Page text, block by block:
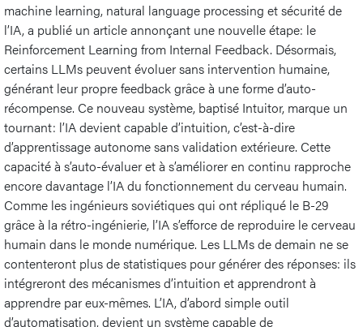
machine learning, natural language processing et sécurité de
l’IA, a publié un article annonçant une nouvelle étape: le
Reinforcement Learning from Internal Feedback. Désormais,
certains LLMs peuvent évoluer sans intervention humaine,
générant leur propre feedback grâce à une forme d’auto-
récompense. Ce nouveau système, baptisé Intuitor, marque un
tournant: l’IA devient capable d’intuition, c’est-à-dire
d’apprentissage autonome sans validation extérieure. Cette
capacité à s’auto-évaluer et à s’améliorer en continu rapproche
encore davantage l’IA du fonctionnement du cerveau humain.
Comme les ingénieurs soviétiques qui ont répliqué le B-29
grâce à la rétro-ingénierie, l’IA s’efforce de reproduire le cerveau
humain dans le monde numérique. Les LLMs de demain ne se
contenteront plus de statistiques pour générer des réponses: ils
intégreront des mécanismes d’intuition et apprendront à
apprendre par eux-mêmes. L’IA, d’abord simple outil
d’automatisation, devient un système capable de